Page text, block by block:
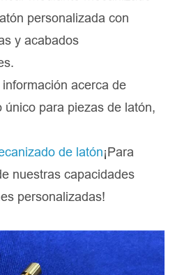
personalizada con
y acabados
acerca de
para piezas de latón,
de latón¡Para
nuestras capacidades
personalizadas!